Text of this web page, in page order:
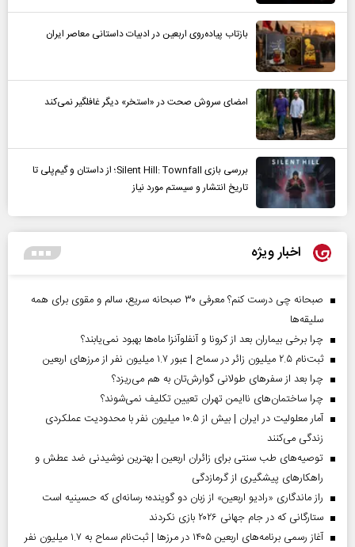
بازتاب پیاده‌روی اربعین در ادبیات داستانی معاصر ایران
امضای سروش صحت در «استخر» دیگر غافلگیر نمی‌کند
بررسی بازی Silent Hill: Townfall؛ از داستان و گیم‌پلی تا
تاریخ انتشار و سیستم مورد نیاز
اخبار ویژه
صبحانه چی درست کنم؟ معرفی ۳۰ صبحانه سریع، سالم و مقوی برای همه
سلیقه‌ها
چرا برخی بیماران بعد از کرونا و آنفلوآنزا ماه‌ها بهبود نمی‌یابند؟
ثبت‌نام ۲.۵ میلیون زائر در سماح | عبور ۱.۷ میلیون نفر از مرز‌های اربعین
چرا بعد از سفرهای طولانی گوارش‌تان به هم می‌ریزد؟
چرا ساختمان‌های ناایمن تهران تعیین تکلیف نمی‌شوند؟
آمار معلولیت در ایران | بیش از ۱۰.۵ میلیون نفر با محدودیت عملکردی
زندگی می‌کنند
توصیه‌های طب سنتی برای زائران اربعین | بهترین نوشیدنی ضد عطش و
راهکارهای پیشگیری از گرمازدگی
راز ماندگاری «رادیو اربعین» از زبان دو گوینده؛ رسانه‌ای که حسینیه است
ستارگانی که در جام جهانی ۲۰۲۶ بازی نکردند
آغاز رسمی برنامه‌های اربعین ۱۴۰۵ در مرز‌ها | ثبت‌نام سماح به ۱.۷ میلیون نفر